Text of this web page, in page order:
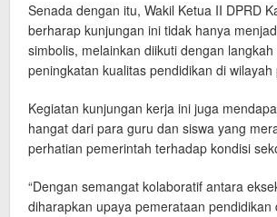
Senada dengan itu, Wakil Ketua II DPRD
berharap kunjungan ini tidak hanya
simbolis, melainkan diikuti dengan
peningkatan kualitas pendidikan di wilayah
Kegiatan kunjungan kerja ini juga
hangat dari para guru dan siswa yang
perhatian pemerintah terhadap kondisi
“Dengan semangat kolaboratif antara
diharapkan upaya pemerataan pendidikan